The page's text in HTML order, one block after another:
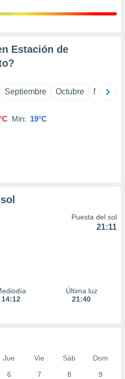
Estación de
?
Septiembre Octubre
Min: 19°C
Puesta del sol
21:11
14:12
Última luz
21:40
Jue Vie Sáb
Dom
6
7 8 9